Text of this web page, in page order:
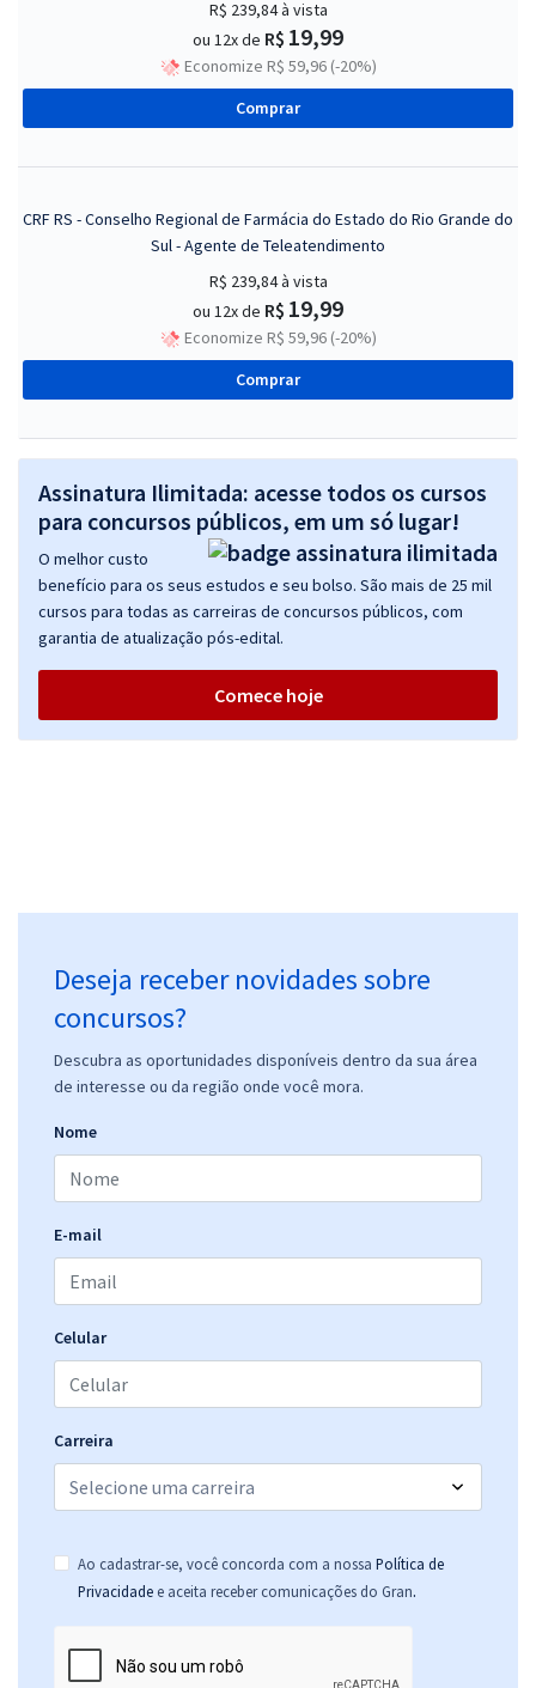
R$ 239,84à vista
ou 12x de R$ 19,99
Economize R$ 59,96 (-20%)
Comprar
CRF RS - Conselho Regional de Farmácia do Estado do Rio Grande do
Sul - Agente de Teleatendimento
R$ 239,84à vista
ou 12x de R$ 19,99
Economize R$ 59,96 (-20%)
Comprar
Assinatura Ilimitada: acesse todos os cursos
para concursos públicos, em um só lugar!
O melhor custo
benefício para os seus estudos e seu bolso. São mais de 25 mil
cursos para todas as carreiras de concursos públicos, com
garantia de atualização pós-edital.
Comece hoje
Deseja receber novidades sobre
concursos?
Descubra as oportunidades disponíveis dentro da sua área
de interesse ou da região onde você mora.
Nome
E-mail
Celular
Carreira
Ao cadastrar-se, você concorda com a nossa Política de
Privacidade e aceita receber comunicações do Gran.